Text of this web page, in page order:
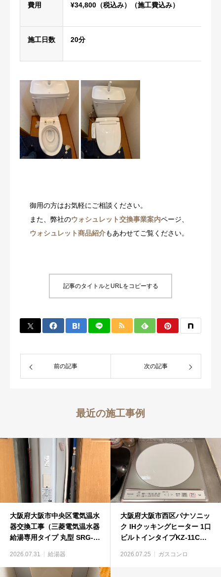
費用 ¥34,800（税込み）（施工費込み）
施工日数 20分
御用の方はお気軽にご相談ください。
また、弊社のウォシュレット交換事業案内ページ、
ウォシュレット商品紹介もあわせてご覧ください。
記事のタイトルとURLをコピーする
前の記事 次の記事
最近の施工事例
大阪府大阪市中央区電気温水
器交換工事（三菱電気温水器
給湯専用タイプ 丸型 SRG-
2026.07.31 給湯器
大阪府大阪市西区パナソニッ
ク IHクッキングヒーター 1口
ビルトインタイプKZ-11Cビ
2026.07.25 ガスコンロ